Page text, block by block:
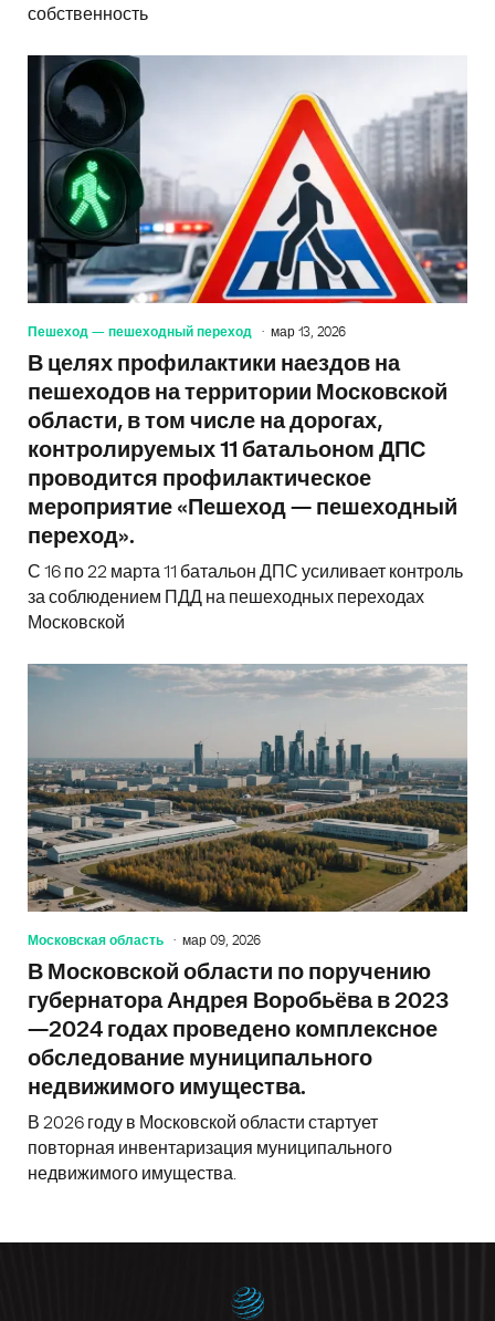
собственность
Пешеход — пешеходный переход мар 13, 2026
В целях профилактики наездов на
пешеходов на территории Московской
области, в том числе на дорогах,
контролируемых 11 батальоном ДПС
проводится профилактическое
мероприятие «Пешеход — пешеходный
переход».
С 16 по 22 марта 11 батальон ДПС усиливает контроль
за соблюдением ПДД на пешеходных переходах
Московской
Московская область мар 09, 2026
В Московской области по поручению
губернатора Андрея Воробьёва в 2023
—2024 годах проведено комплексное
обследование муниципального
недвижимого имущества.
В 2026 году в Московской области стартует
повторная инвентаризация муниципального
недвижимого имущества.